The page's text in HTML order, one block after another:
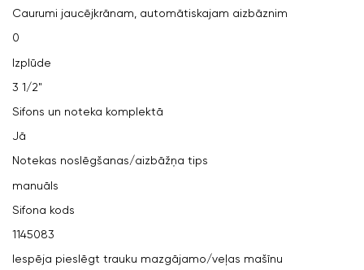
Caurumi jaucējkrānam, automātiskajam aizbāznim
0
Izplūde
3 1/2"
Sifons un noteka komplektā
Jā
Notekas noslēgšanas/aizbāžņa tips
manuāls
Sifona kods
1145083
Iespēja pieslēgt trauku mazgājamo/veļas mašīnu